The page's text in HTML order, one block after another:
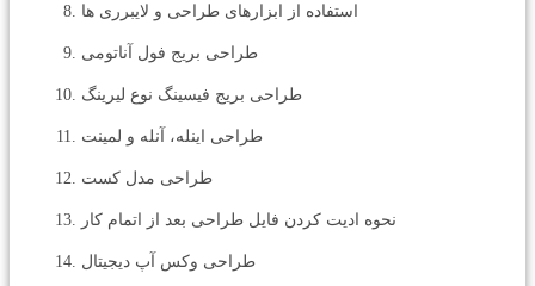
استفاده از ابزارهای طراحی و لایبرری ها
طراحی بریج فول آناتومی
طراحی بریج فیسینگ نوع لیرینگ
طراحی اینله، آنله و لمینت
طراحی مدل کست
نحوه ادیت کردن فایل طراحی بعد از اتمام کار
طراحی وکس آپ دیجیتال